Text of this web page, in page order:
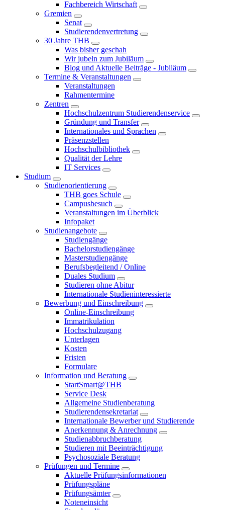
Fachbereich Wirtschaft
Gremien
Senat
Studierendenvertretung
30 Jahre THB
Was bisher geschah
Wir jubeln zum Jubiläum
Blog und Aktuelle Beiträge - Jubiläum
Termine & Veranstaltungen
Veranstaltungen
Rahmentermine
Zentren
Hochschulzentrum Studierendenservice
Gründung und Transfer
Internationales und Sprachen
Präsenzstellen
Hochschulbibliothek
Qualität der Lehre
IT Services
Studium
Studienorientierung
THB goes Schule
Campusbesuch
Veranstaltungen im Überblick
Infopaket
Studienangebote
Studiengänge
Bachelorstudiengänge
Masterstudiengänge
Berufsbegleitend / Online
Duales Studium
Studieren ohne Abitur
Internationale Studieninteressierte
Bewerbung und Einschreibung
Online-Einschreibung
Immatrikulation
Hochschulzugang
Unterlagen
Kosten
Fristen
Formulare
Information und Beratung
StartSmart@THB
Service Desk
Allgemeine Studienberatung
Studierendensekretariat
Internationale Bewerber und Studierende
Anerkennung & Anrechnung
Studienabbruchberatung
Studieren mit Beeinträchtigung
Psychosoziale Beratung
Prüfungen und Termine
Aktuelle Prüfungsinformationen
Prüfungspläne
Prüfungsämter
Noteneinsicht